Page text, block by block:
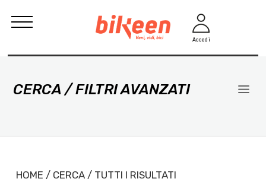
Accedi
CERCA / FILTRI AVANZATI
HOME / CERCA / TUTTI I RISULTATI